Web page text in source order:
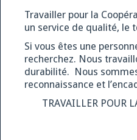
Travailler pour la
un service de qualité, le
Si vous êtes une
recherchez. Nous
durabilité. Nous
reconnaissance et
TRAVAILLER POUR